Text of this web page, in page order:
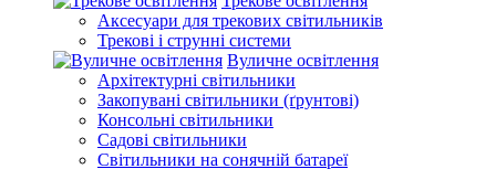
Аксесуари для трекових світильників
Трекові і струнні системи
Вуличне освітлення
Архітектурні світильники
Закопувані світильники (ґрунтові)
Консольні світильники
Садові світильники
Світильники на сонячній батареї